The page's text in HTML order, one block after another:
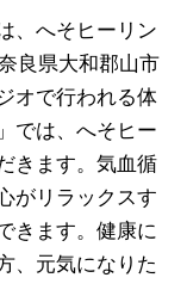
、へそヒーリン
良県大和郡山市
オで行われる体
では、へそヒー
きます。気血循
がリラックスす
きます。健康に
、元気になりた